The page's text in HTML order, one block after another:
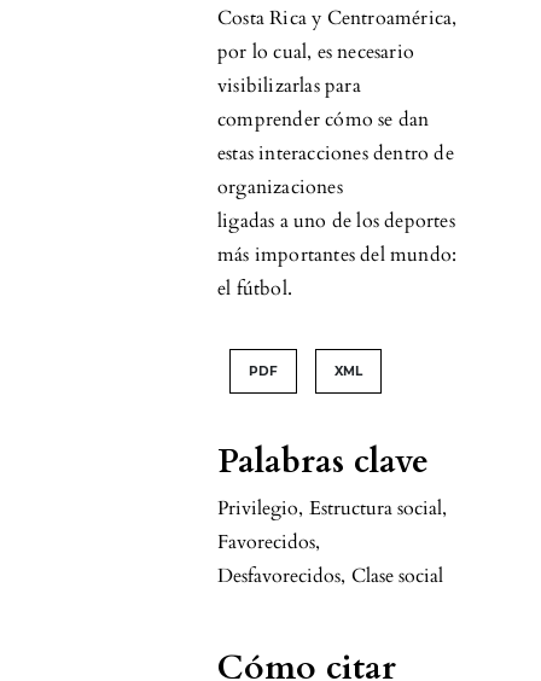
Palabras clave
Privilegio, Estructura social,
Favorecidos,
Desfavorecidos, Clase social
Cómo citar
Costa Rica y Centroamérica,
por lo cual, es necesario
visibilizarlas para
comprender cómo se dan
estas interacciones dentro de
organizaciones
ligadas a uno de los deportes
más importantes del mundo:
el fútbol.
PDF XML